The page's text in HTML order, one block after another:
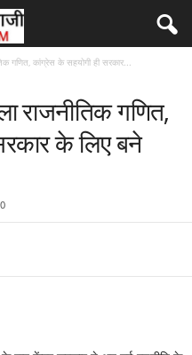
गणित, कांग्रेस के सहयोगी ही सरकार...
राजनीतिक गणित,
के लिए बने
0